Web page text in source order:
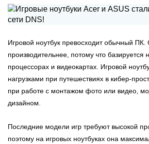
Игровой ноутбук превосходит обычный
производительнее, потому что
процессорах и видеокартах. Игровой
нагрузками при путешествиях в кибер-
при работе с монтажом фото или видео,
дизайном.
Последние модели игр требуют высокой
поэтому на игровых ноутбуках она